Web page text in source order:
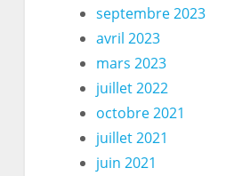
septembre 2023
avril 2023
mars 2023
juillet 2022
octobre 2021
juillet 2021
juin 2021